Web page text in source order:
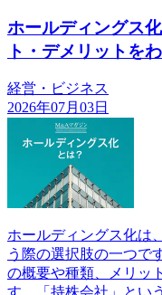
ホールディングス
ト・デメリットを
経営・ビジネス
2026年07月03日
ホールディングス化は
う際の選択肢の一つで
の概要や種類、メリッ